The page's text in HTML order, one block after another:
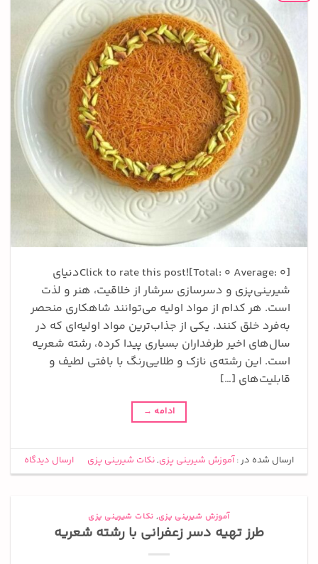
Click to rate this post![Total: 0 Average: 0]دنیای
شیرینی‌پزی و دسرسازی سرشار از خلاقیت، هنر و لذت
است. هر کدام از مواد اولیه می‌توانند شاهکاری منحصر
به‌فرد خلق کنند. یکی از جذاب‌ترین مواد اولیه‌ای که در
سال‌های اخیر طرفداران بسیاری پیدا کرده، رشته شعریه
است. این رشته‌ی نازک و طلایی‌رنگ با بافتی لطیف و
قابلیت‌های […]
ادامه →
ارسال شده در :آموزش شیرینی پزی,نکات شیرینی پزی ارسال دیدگاه
آموزش شیرینی پزی, نکات شیرینی پزی
طرز تهیه دسر زعفرانی با رشته شعریه